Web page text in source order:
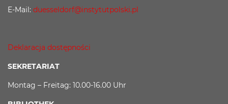
E-Mail: duesseldorf@instytutpolski.pl
Deklaracja dostępności
SEKRETARIAT
Montag – Freitag: 10.00-16.00 Uhr